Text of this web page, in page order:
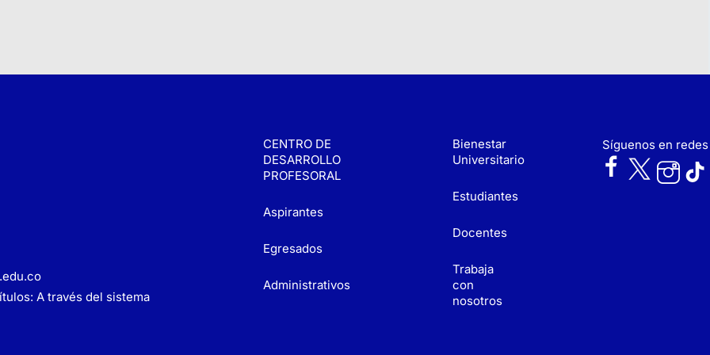
A través del sistema
CENTRO DE
DESARROLLO
PROFESORAL
Aspirantes
Egresados
Administrativos
Bienestar
Universitario
Estudiantes
Docentes
Trabaja
con
nosotros
Síguenos en redes